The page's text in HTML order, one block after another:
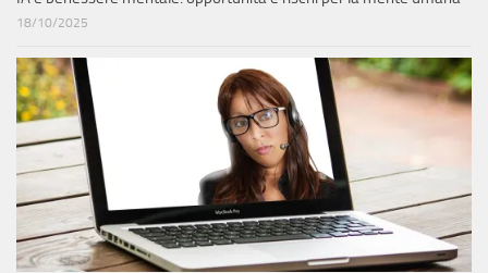
18/10/2025